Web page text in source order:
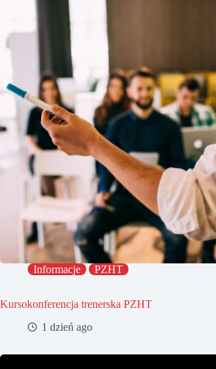
Informacje PZHT
Kursokonferencja trenerska PZHT
1 dzień ago